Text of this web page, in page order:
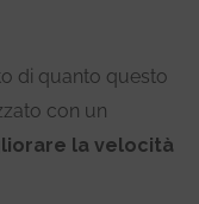
di quanto questo
con un
la velocità